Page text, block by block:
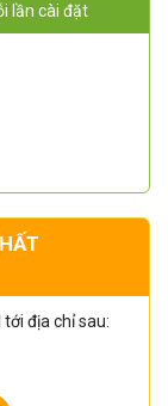
lần cài đặt
địa chỉ sau: